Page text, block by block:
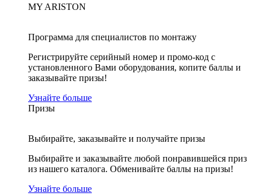
MY ARISTON
Программа для специалистов по монтажу
Регистрируйте серийный номер и промо-код с
установленного Вами оборудования, копите баллы и
заказывайте призы!
Узнайте больше
Призы
Выбирайте, заказывайте и получайте призы
Выбирайте и заказывайте любой понравившейся приз
из нашего каталога. Обменивайте баллы на призы!
Узнайте больше